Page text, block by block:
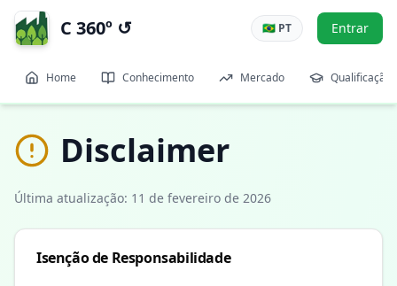
C 360º ↺ 🇧🇷 PT Entrar
Home Conhecimento Mercado Qualificação
Disclaimer
Última atualização: 11 de fevereiro de 2026
Isenção de Responsabilidade